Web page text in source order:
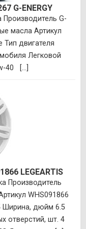
G-ENERGY
Производитель G-
масла Артикул
Тип двигателя
Легковой
40 [...]
LEGEARTIS
Производитель
WHS091866
Ширина, дюйм 6.5
отверстий, шт. 4